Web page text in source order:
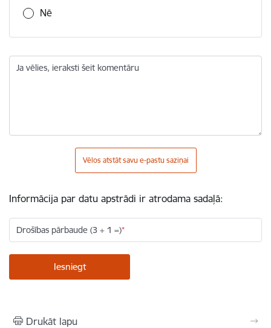
Nē
Ja vēlies, ieraksti šeit komentāru
Vēlos atstāt savu e-pastu saziņai
Informācija par datu apstrādi ir atrodama sadaļā:
Drošības pārbaude (3 + 1 =)
Drukāt lapu